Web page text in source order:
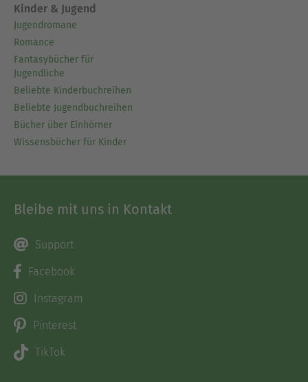
Kinder & Jugend
Jugendromane
Romance
Fantasybücher für
Jugendliche
Beliebte Kinderbuchreihen
Beliebte Jugendbuchreihen
Bücher über Einhörner
Wissensbücher für Kinder
Bleibe mit uns in Kontakt
Support
Facebook
Instagram
Pinterest
TikTok